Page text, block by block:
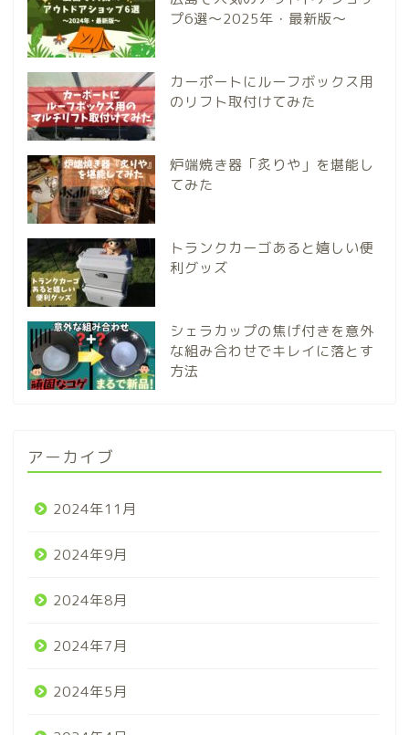
プ6選～2025年・最新版～
カーポートにルーフボックス用
のリフト取付けてみた
炉端焼き器「炙りや」を堪能し
てみた
トランクカーゴあると嬉しい便
利グッズ
シェラカップの焦げ付きを意外
な組み合わせでキレイに落とす
方法
アーカイブ
2024年11月
2024年9月
2024年8月
2024年7月
2024年5月